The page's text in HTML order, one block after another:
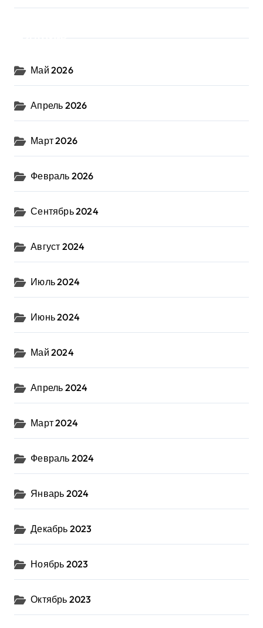
Май 2026
Апрель 2026
Март 2026
Февраль 2026
Сентябрь 2024
Август 2024
Июль 2024
Июнь 2024
Май 2024
Апрель 2024
Март 2024
Февраль 2024
Январь 2024
Декабрь 2023
Ноябрь 2023
Октябрь 2023